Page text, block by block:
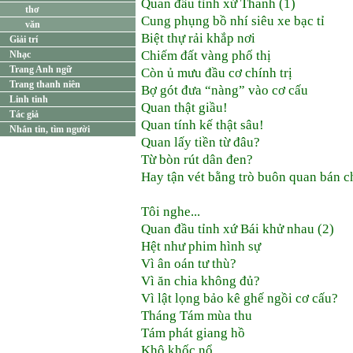
thơ
văn
Giải trí
Nhạc
Trang Anh ngữ
Trang thanh niên
Linh tinh
Tác giả
Nhắn tin, tìm người
Quan đầu tỉnh xứ Thanh (1)
Cung phụng bồ nhí siêu xe bạc tỉ
Biệt thự rải khắp nơi
Chiếm đất vàng phố thị
Còn ủ mưu đầu cơ chính trị
Bợ gót đưa “nàng” vào cơ cấu
Quan thật giầu!
Quan tính kế thật sâu!
Quan lấy tiền từ đâu?
Từ bòn rút dân đen?
Hay tận vét bằng trò buôn quan bán
Tôi nghe...
Quan đầu tỉnh xứ Bái khử nhau (2)
Hệt như phim hình sự
Vì ân oán tư thù?
Vì ăn chia không đủ?
Vì lật lọng bảo kê ghế ngồi cơ cấu?
Tháng Tám mùa thu
Tám phát giang hồ